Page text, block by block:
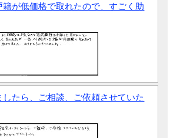
が低価格で取れたので、すごく助
したら、ご相談、ご依頼させていた